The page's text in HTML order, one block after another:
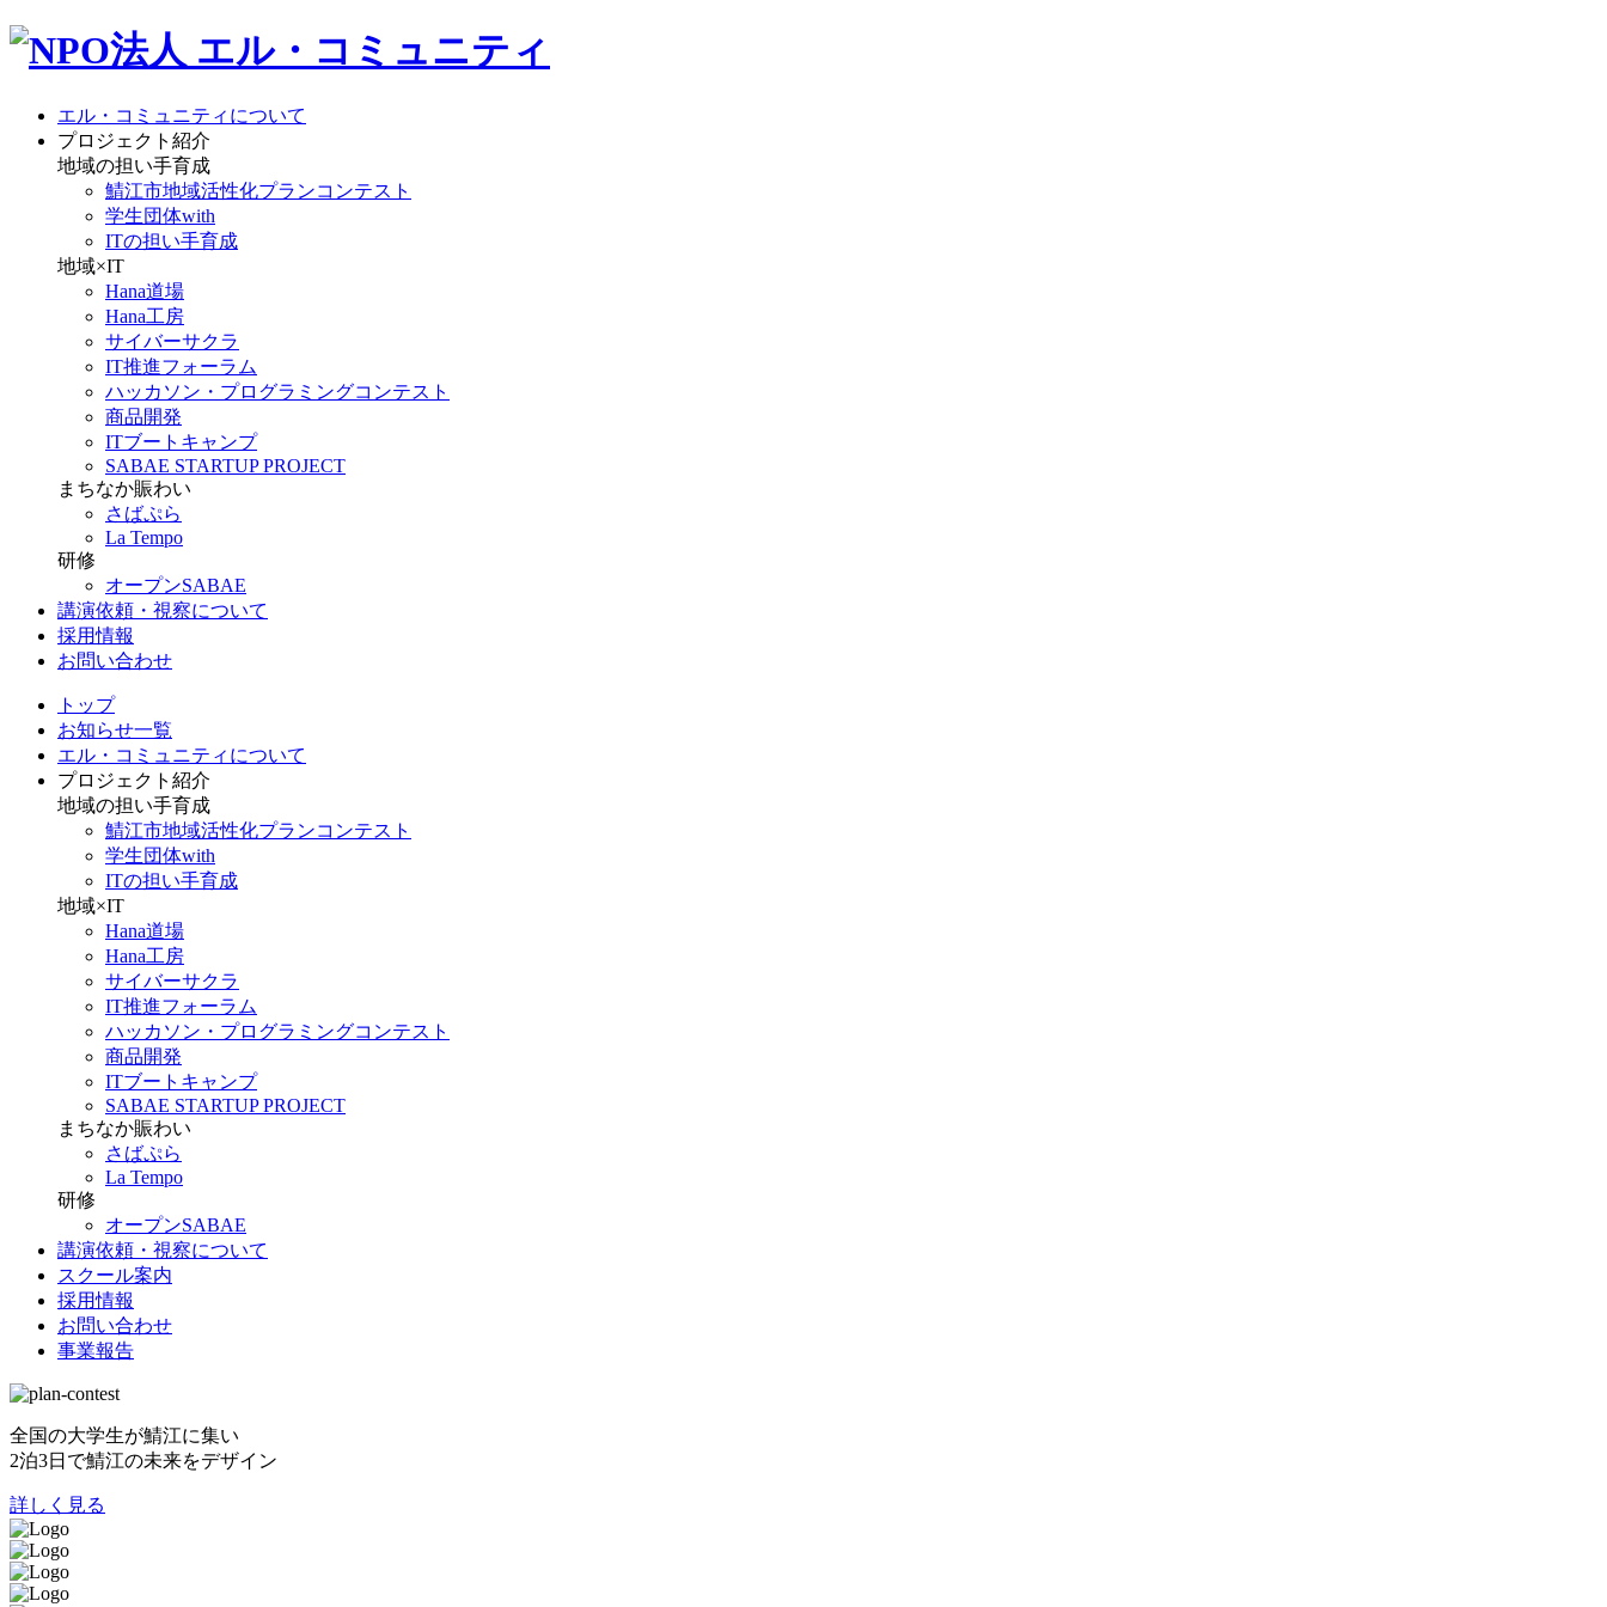
エル・コミュニティについて
プロジェクト紹介
地域の担い手育成
鯖江市地域活性化プランコンテスト
学生団体with
ITの担い手育成
地域×IT
Hana道場
Hana工房
サイバーサクラ
IT推進フォーラム
ハッカソン・プログラミングコンテスト
商品開発
ITブートキャンプ
SABAE STARTUP PROJECT
まちなか賑わい
さばぷら
La Tempo
研修
オープンSABAE
講演依頼・視察について
採用情報
お問い合わせ
トップ
お知らせ一覧
エル・コミュニティについて
プロジェクト紹介
地域の担い手育成
鯖江市地域活性化プランコンテスト
学生団体with
ITの担い手育成
地域×IT
Hana道場
Hana工房
サイバーサクラ
IT推進フォーラム
ハッカソン・プログラミングコンテスト
商品開発
ITブートキャンプ
SABAE STARTUP PROJECT
まちなか賑わい
さばぷら
La Tempo
研修
オープンSABAE
講演依頼・視察について
スクール案内
採用情報
お問い合わせ
事業報告
全国の大学生が鯖江に集い
2泊3日で鯖江の未来をデザイン
詳しく見る